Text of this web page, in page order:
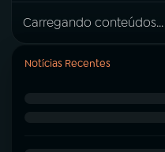
Carregando conteúdos...
Notícias Recentes